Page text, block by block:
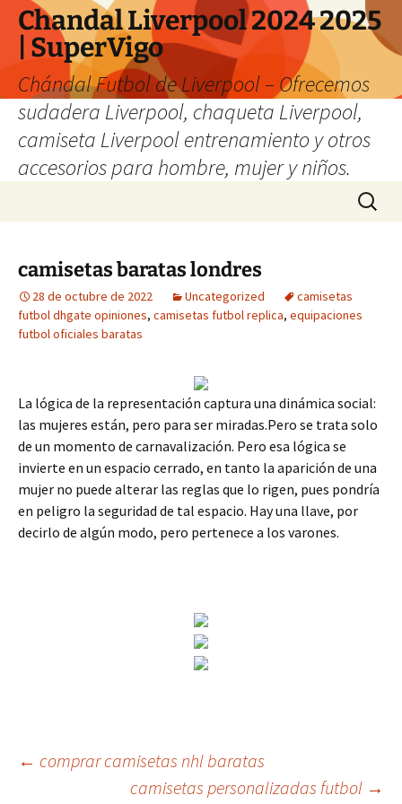
Chandal Liverpool 2024 2025
| SuperVigo
Chándal Futbol de Liverpool – Ofrecemos
sudadera Liverpool, chaqueta Liverpool,
camiseta Liverpool entrenamiento y otros
accesorios para hombre, mujer y niños.
Buscar:
camisetas baratas londres
28 de octubre de 2022 Uncategorized
camisetas
futbol dhgate opiniones, camisetas futbol replica, equipaciones
futbol oficiales baratas
La lógica de la representación captura una dinámica social:
las mujeres están, pero para ser miradas.Pero se trata solo
de un momento de carnavalización. Pero esa lógica se
invierte en un espacio cerrado, en tanto la aparición de una
mujer no puede alterar las reglas que lo rigen, pues pondría
en peligro la seguridad de tal espacio. Hay una llave, por
decirlo de algún modo, pero pertenece a los varones.
Navegación
← comprar camisetas nhl baratas
camisetas personalizadas futbol →